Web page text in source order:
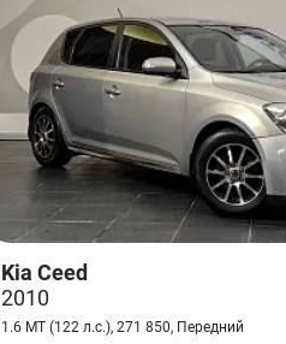
Kia Ceed
2010
1.6 MT (122 л.с.), 271 850, Передний